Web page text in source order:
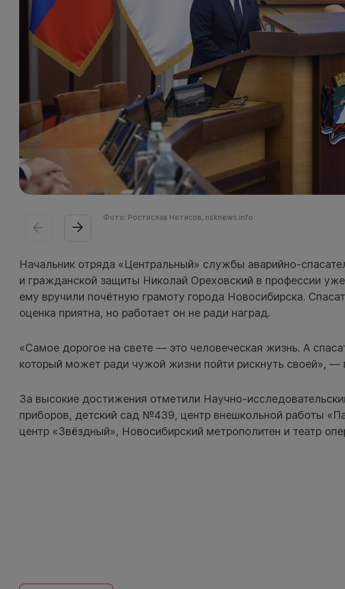
Фото: Ростислав Нетисов, nsknews.info
Начальник отряда «Центральный» службы аварийно-
и гражданской защиты Николай Ореховский в профессии
ему вручили почётную грамоту города Новосибирска.
оценка приятна, но работает он не ради наград.
«Самое дорогое на свете — это человеческая жизнь. А
который может ради чужой жизни пойти рискнуть своей», —
За высокие достижения отметили Научно-
приборов, детский сад №439, центр внешкольной работы
центр «Звёздный», Новосибирский метрополитен и театр